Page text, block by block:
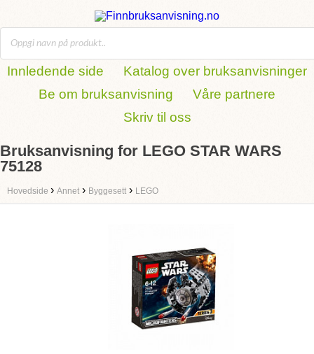
Innledende side
Katalog over bruksanvisninger
Be om bruksanvisning
Våre partnere
Skriv til oss
Bruksanvisning for LEGO STAR WARS
75128
Hovedside › Annet › Byggesett › LEGO